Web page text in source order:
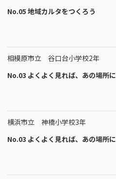
No.05 地域カルタをつくろう
相模原市立 谷口台小学校2年
No.03 よくよく見れば、あの場所に
横浜市立 神橋小学校3年
No.03 よくよく見れば、あの場所に